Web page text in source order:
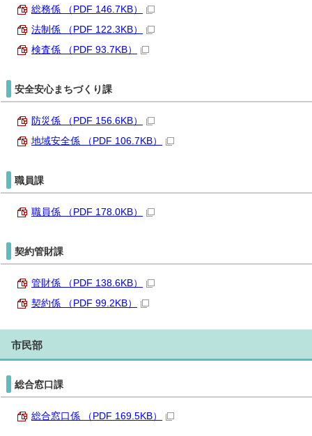
総務係 （PDF 146.7KB）
法制係 （PDF 122.3KB）
検査係 （PDF 93.7KB）
安全安心まちづくり課
防災係 （PDF 156.6KB）
地域安全係 （PDF 106.7KB）
職員課
職員係 （PDF 178.0KB）
契約管財課
管財係 （PDF 138.6KB）
契約係 （PDF 99.2KB）
市民部
総合窓口課
総合窓口係 （PDF 169.5KB）